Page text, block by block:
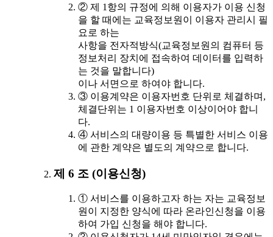
② 제 1항의 규정에 의해 이용자가 이용 신청
을 할 때에는 교육정보원이 이용자 관리시 필
요로 하는
사항을 전자적방식(교육정보원의 컴퓨터 등
정보처리 장치에 접속하여 데이터를 입력하
는 것을 말합니다)
이나 서면으로 하여야 합니다.
③ 이용계약은 이용자번호 단위로 체결하며,
체결단위는 1 이용자번호 이상이어야 합니
다.
④ 서비스의 대량이용 등 특별한 서비스 이용
에 관한 계약은 별도의 계약으로 합니다.
제 6 조 (이용신청)
① 서비스를 이용하고자 하는 자는 교육정보
원이 지정한 양식에 따라 온라인신청을 이용
하여 가입 신청을 해야 합니다.